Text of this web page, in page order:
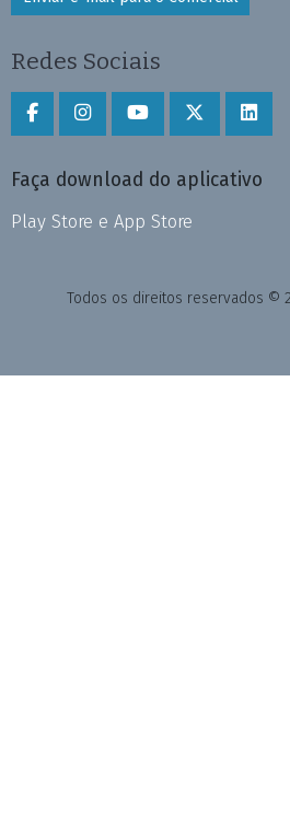
Redes Sociais
Faça download do aplicativo
Play Store e App Store
Todos os direitos reservados ©